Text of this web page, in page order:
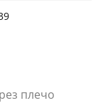
плечо